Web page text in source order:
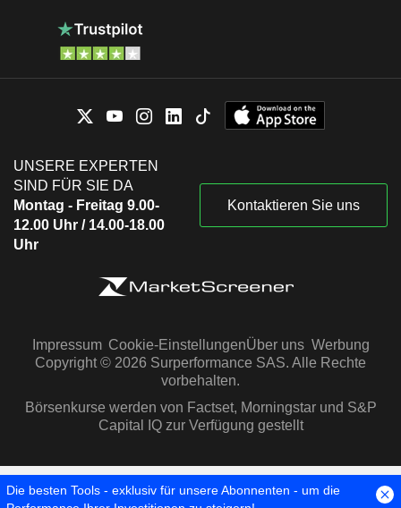
UNSERE EXPERTEN
SIND FÜR SIE DA
Montag - Freitag 9.00-
12.00 Uhr / 14.00-18.00
Uhr
Kontaktieren Sie uns
Impressum Cookie-EinstellungenÜber uns Werbung
Copyright © 2026 Surperformance SAS. Alle Rechte
vorbehalten.
Börsenkurse werden von Factset, Morningstar und S&P
Capital IQ zur Verfügung gestellt
Die besten Tools - exklusiv für unsere Abonnenten - um die